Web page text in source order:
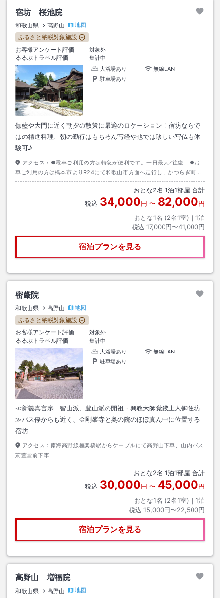
宿坊 桜池院
和歌山県 高野山
地図
ふるさと納税対象施設
お客様アンケート評価
対象外
るるぶトラベル評価
集計中
大浴場あり
無線LAN
駐車場あり
伽藍や大門に近く朝夕の散策に最適のロケーション！宿坊ならで
はの精進料理、朝の勤行はもちろん写経や他では珍しい写仏も体
験可♪
アクセス： ●電車ご利用の方は特急が便利です。一日最大7往復 ●お
車ご利用の方は橋本市よりR24にて和歌山市方面へ走行し、かつらぎ町
「笠田駅前」を左折しＲ480を走行されますと、カーブが緩やかで便利で
おとな2名 1泊1部屋 合計
税込 34,000円 〜 82,000円
おとな1名 (2名1室)｜ 1泊
税込 17,000円〜41,000円
宿泊プランを見る
密厳院
和歌山県 高野山
地図
ふるさと納税対象施設
お客様アンケート評価
対象外
るるぶトラベル評価
集計中
大浴場あり
無線LAN
駐車場あり
≪新義真言宗、智山派、豊山派の開祖・興教大師覚鑁上人御住坊
≫バス停からも近く、金剛峯寺と奥の院のほぼ真ん中に位置する
宿坊
アクセス： 南海高野線極楽橋駅からケーブルにて高野山下車、山内バス
苅萱堂前下車
おとな2名 1泊1部屋 合計
税込 30,000円 〜 45,000円
おとな1名 (2名1室)｜ 1泊
税込 15,000円〜22,500円
宿泊プランを見る
高野山 増福院
和歌山県 高野山
地図